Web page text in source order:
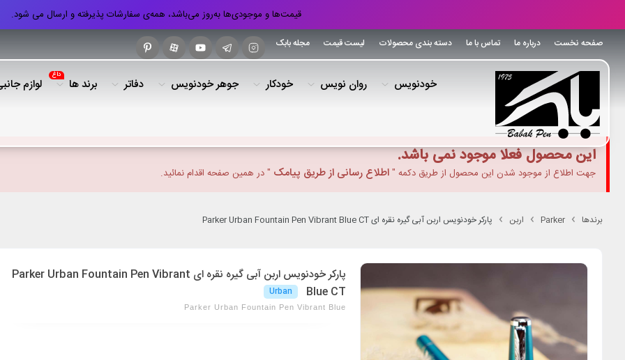
قیمت‌ها و موجودی‌ها به‌روز می‌باشد، همه‌ی سفارشات پذیرفته و ارسال می شود.
صفحه نخست درباره ما تماس با ما دسته بندی محصولات لیست قیمت مجله بابک
خودنویس روان نویس خودکار جوهر خودنویس دفاتر برند ها
داغ
لوازم
این محصول فعلا موجود نمی باشد.
جهت اطلاع از موجود شدن این محصول از طریق دکمه "اطلاع رسانی از طریق پیامک " در همین صفحه اقدام نمائید.
برندها Parker اربن پارکر خودنویس اربن آبی گیره نقره ای Parker Urban Fountain Pen Vibrant Blue CT
پارکر خودنویس اربن آبی گیره نقره ای Parker Urban Fountain Pen Vibrant
Blue CT
Urban
Parker Urban Fountain Pen Vibrant Blue